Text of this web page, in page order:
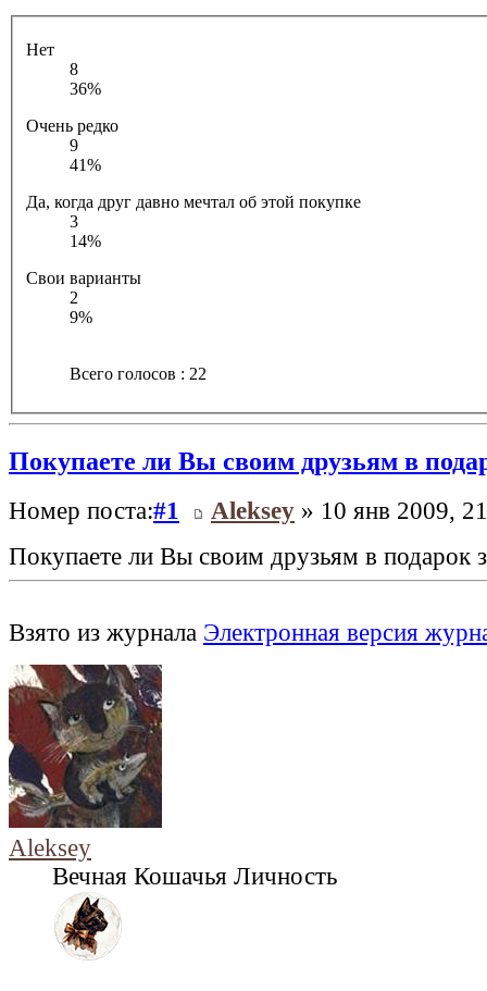
Нет
8
36%
Очень редко
9
41%
Да, когда друг давно мечтал об этой покупке
3
14%
Свои варианты
2
9%
Всего голосов : 22
Покупаете ли Вы своим друзьям в
Номер поста:#1 Aleksey » 10 янв 2009,
Покупаете ли Вы своим друзьям в подарок
Взято из журнала Электронная версия
Aleksey
Вечная Кошачья Личность